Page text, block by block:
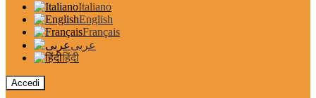
Italiano
English
Français
عربى
हिंदी
Accedi